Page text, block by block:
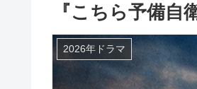
『こちら予備
2026年ドラマ